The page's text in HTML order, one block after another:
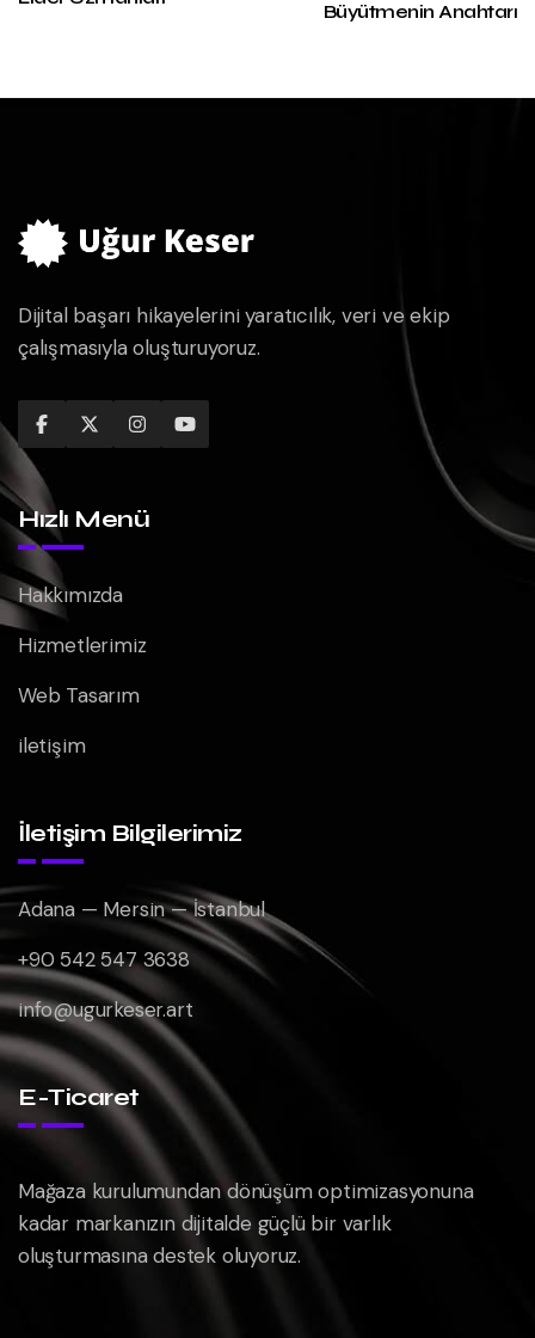
Büyütmenin Anahtarı
Dijital başarı hikayelerini yaratıcılık, veri ve ekip
çalışmasıyla oluşturuyoruz.
Hızlı Menü
Hakkımızda
Hizmetlerimiz
Web Tasarım
iletişim
İletişim Bilgilerimiz
Adana — Mersin — İstanbul
+90 542 547 3638
info@ugurkeser.art
E-Ticaret
Mağaza kurulumundan dönüşüm optimizasyonuna
kadar markanızın dijitalde güçlü bir varlık
oluşturmasına destek oluyoruz.